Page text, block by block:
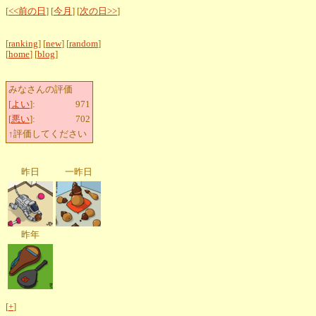
[<<前の日 ] [今月 ] [次の日>>]
[ranking] [new] [random]
[home] [blog]
みなさんの評価
[よい]:
971
[悪い]:
702
↑評価してください
昨日 一昨日
昨年
[+]